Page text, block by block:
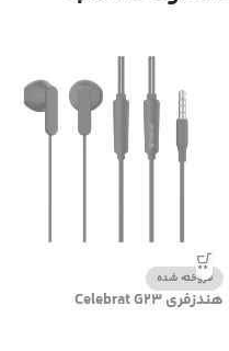
فروخته شده
هندزفری Celebrat G23